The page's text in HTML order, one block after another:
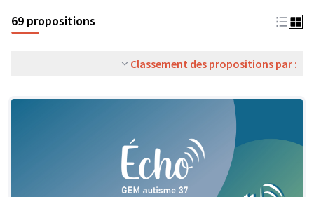
69 propositions
Classement des propositions par :